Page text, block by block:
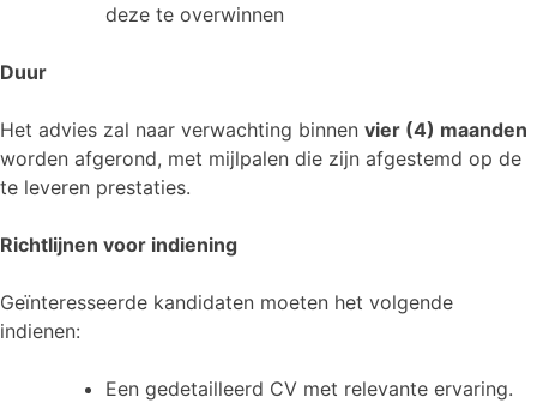
deze te overwinnen
Duur
Het advies zal naar verwachting binnen vier (4) maanden
worden afgerond, met mijlpalen die zijn afgestemd op de
te leveren prestaties.
Richtlijnen voor indiening
Geïnteresseerde kandidaten moeten het volgende
indienen:
Een gedetailleerd CV met relevante ervaring.